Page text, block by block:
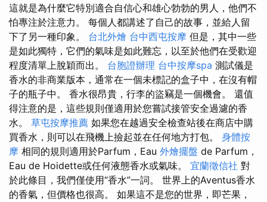
這就是為什麼它特別適合自信心和雄心勃勃的男人，他們不
怕專注於注意力。 每個人都講述了自己的故事，並給人留
下了另一種印象。 台北外燴 台中西屯按摩 但是，其中一些
是如此獨特，它們的氣味是如此難忘，以至於他們在受歡迎
程度清單上脫穎而出。 台胞證辦理 台中按摩spa 測試儀是
香水的非商業版本，通常在一個未標記的盒子中，在沒有帽
子的瓶子中。 香水很昂貴，行李的盜竊是一個機會。 還值
得注意的是，這些規則僅適用於您嘗試接管安全過濾的香
水。 草屯按摩推薦 如果您在越過安全檢查站後在商店中購
買香水，則可以在飛機上撿起並在任何地方打包。 身體按
摩 相同的規則適用於Parfum，Eau 外燴擺盤 de Parfum，
Eau de Hoidette或任何液態香水或氣味。 宜蘭徵信社 對
於此條目，我們僅使用“香水”一詞。 世界上的Aventus香水
的香氣，但價格也很高。 如果這不是您的世界，即芒果，